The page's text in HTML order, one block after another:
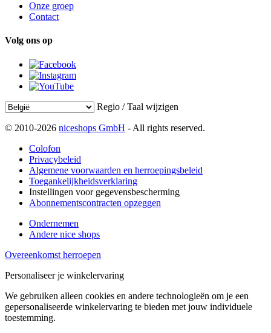
Onze groep
Contact
Volg ons op
Regio / Taal wijzigen
© 2010-2026 niceshops GmbH - All rights reserved.
Colofon
Privacybeleid
Algemene voorwaarden en herroepingsbeleid
Toegankelijkheidsverklaring
Instellingen voor gegevensbescherming
Abonnementscontracten opzeggen
Ondernemen
Andere nice shops
Overeenkomst herroepen
Personaliseer je winkelervaring
We gebruiken alleen cookies en andere technologieën om je een
gepersonaliseerde winkelervaring te bieden met jouw individuele
toestemming.